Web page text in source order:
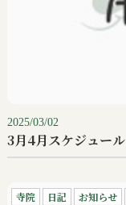
2025/03/02
3月4月スケジュール
寺院 日記 お知らせ